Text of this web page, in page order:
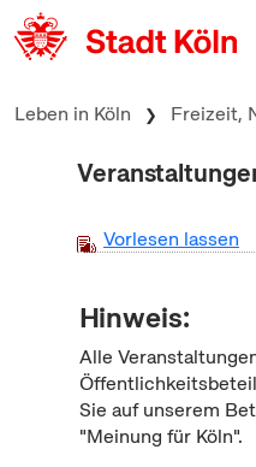
zum Inhalt springen
Leben in Köln Freizeit,
Vorlesen lassen
Hinweis:
Alle
Sie auf unserem
"Meinung für Köln".